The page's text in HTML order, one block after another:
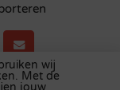
wij
Met de
jouw